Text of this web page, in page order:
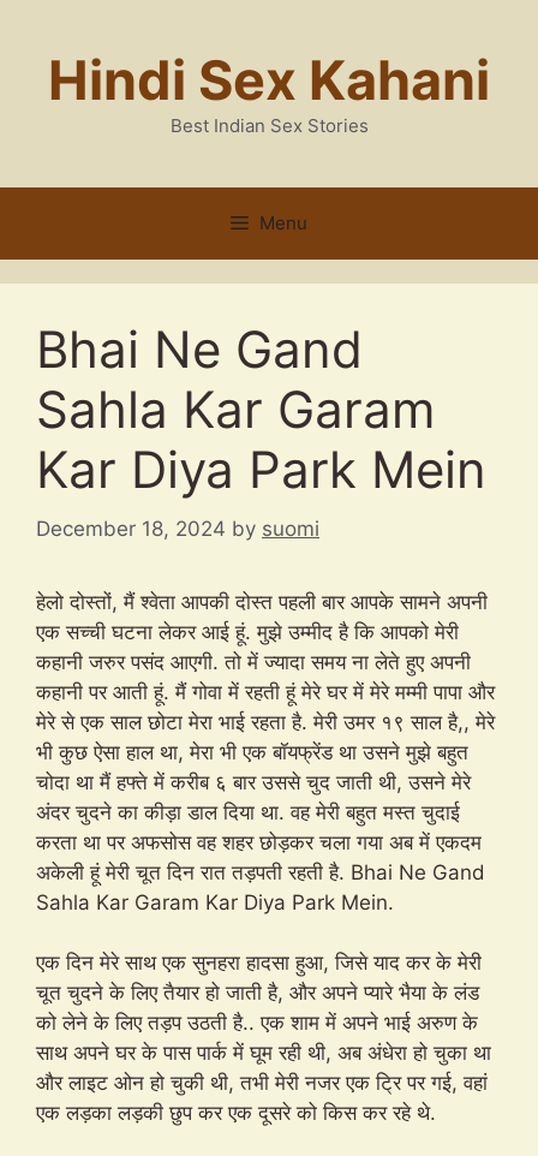
contentHindi Sex Kahani
Best Indian Sex Stories
Menu
Bhai Ne Gand
Sahla Kar Garam
Kar Diya Park Mein
December 18, 2024 by suomi
हेलो दोस्तों, मैं श्वेता आपकी दोस्त पहली बार आपके सामने अपनी
एक सच्ची घटना लेकर आई हूं. मुझे उम्मीद है कि आपको मेरी
कहानी जरुर पसंद आएगी. तो में ज्यादा समय ना लेते हुए अपनी
कहानी पर आती हूं. मैं गोवा में रहती हूं मेरे घर में मेरे मम्मी पापा और
मेरे से एक साल छोटा मेरा भाई रहता है. मेरी उमर १९ साल है,, मेरे
भी कुछ ऐसा हाल था, मेरा भी एक बॉयफ्रेंड था उसने मुझे बहुत
चोदा था मैं हफ्ते में करीब ६ बार उससे चुद जाती थी, उसने मेरे
अंदर चुदने का कीड़ा डाल दिया था. वह मेरी बहुत मस्त चुदाई
करता था पर अफसोस वह शहर छोड़कर चला गया अब में एकदम
अकेली हूं मेरी चूत दिन रात तड़पती रहती है. Bhai Ne Gand
Sahla Kar Garam Kar Diya Park Mein.
एक दिन मेरे साथ एक सुनहरा हादसा हुआ, जिसे याद कर के मेरी
चूत चुदने के लिए तैयार हो जाती है, और अपने प्यारे भैया के लंड
को लेने के लिए तड़प उठती है.. एक शाम में अपने भाई अरुण के
साथ अपने घर के पास पार्क में घूम रही थी, अब अंधेरा हो चुका था
और लाइट ओन हो चुकी थी, तभी मेरी नजर एक ट्रि पर गई, वहां
एक लड़का लड़की छुप कर एक दूसरे को किस कर रहे थे.